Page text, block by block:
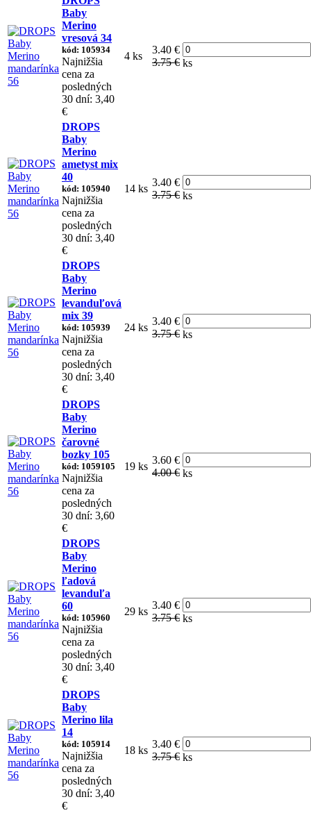
Baby
Merino
vresová 34
kód: 105934
Najnižšia
cena za
posledných
30 dní: 3,40
€
4 ks
3.40 €
3.75 € ks
DROPS
Baby
Merino
ametyst mix
40
kód: 105940
Najnižšia
cena za
posledných
30 dní: 3,40
€
14 ks
3.40 €
3.75 € ks
DROPS
Baby
Merino
levanduľová
mix 39
kód: 105939
Najnižšia
cena za
posledných
30 dní: 3,40
€
24 ks
3.40 €
3.75 € ks
DROPS
Baby
Merino
čarovné
bozky 105
kód: 1059105
Najnižšia
cena za
posledných
30 dní: 3,60
€
19 ks
3.60 €
4.00 € ks
DROPS
Baby
Merino
ľadová
levanduľa
60
kód: 105960
Najnižšia
cena za
posledných
30 dní: 3,40
€
29 ks
3.40 €
3.75 € ks
DROPS
Baby
Merino lila
14
kód: 105914
Najnižšia
cena za
posledných
30 dní: 3,40
€
18 ks
3.40 €
3.75 € ks